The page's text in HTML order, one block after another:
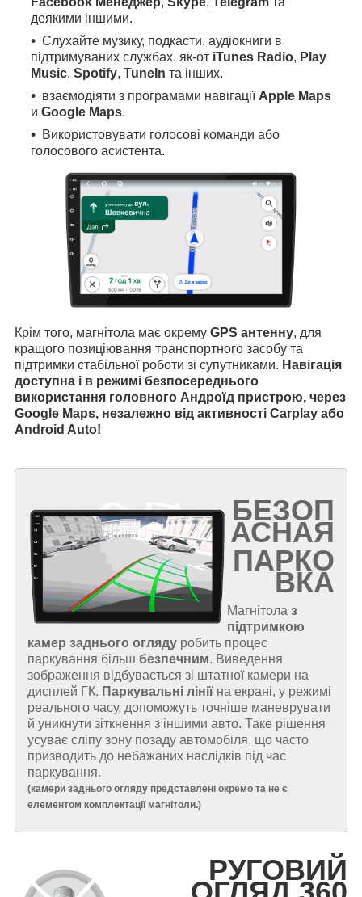
деякими іншими.
Слухайте музику, подкасти, аудіокниги в
підтримуваних службах, як-от iTunes Radio, Play
Music, Spotify, TuneIn та інших.
взаємодіяти з програмами навігаціїApple Maps
и Google Maps.
Використовувати голосові команди або
голосового асистента.
Крім того, магнітола має окрему GPS антенну, для
кращого позиціювання транспортного засобу та
підтримки стабільної роботи зі супутниками. Навігація
доступна і в режимі безпосереднього
використання головного Андроїд пристрою, через
Google Maps, незалежно від активності Carplay або
Android Auto!
БЕЗОП
АСНАЯ
ПАРКО
ВКА
Магнітола з
підтримкою
камер заднього огляду робить процес
паркування більш безпечним. Виведення
зображення відбувається зі штатної камери на
дисплей ГК. Паркувальні лінії на екрані, у режимі
реального часу, допоможуть точніше маневрувати
й уникнути зіткнення з іншими авто. Таке рішення
усуває сліпу зону позаду автомобіля, що часто
призводить до небажаних наслідків під час
паркування.
(камери заднього огляду представлені окремо та не є
елементом комплектації магнітоли.)
РУГОВИЙ